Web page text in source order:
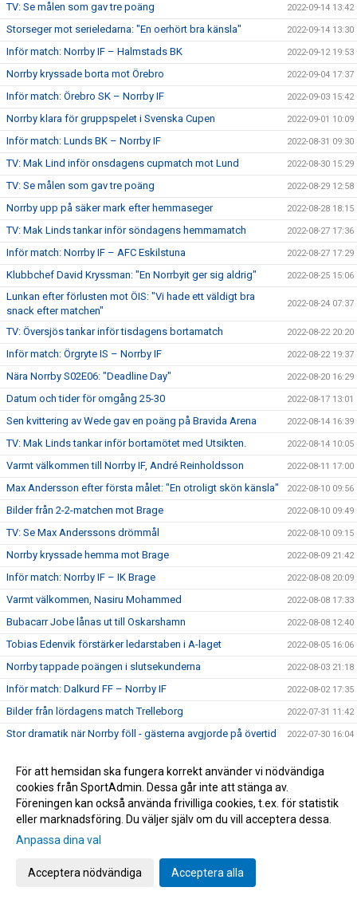
TV: Se målen som gav tre poäng 2022-09-14 13:42
Storseger mot serieledarna: "En oerhört bra känsla" 2022-09-14 13:30
Inför match: Norrby IF – Halmstads BK 2022-09-12 19:53
Norrby kryssade borta mot Örebro 2022-09-04 17:37
Inför match: Örebro SK – Norrby IF 2022-09-03 15:42
Norrby klara för gruppspelet i Svenska Cupen 2022-09-01 10:09
Inför match: Lunds BK – Norrby IF 2022-08-31 09:30
TV: Mak Lind inför onsdagens cupmatch mot Lund 2022-08-30 15:29
TV: Se målen som gav tre poäng 2022-08-29 12:58
Norrby upp på säker mark efter hemmaseger 2022-08-28 18:15
TV: Mak Linds tankar inför söndagens hemmamatch 2022-08-27 17:36
Inför match: Norrby IF – AFC Eskilstuna 2022-08-27 17:29
Klubbchef David Kryssman: "En Norrbyit ger sig aldrig" 2022-08-25 15:06
Lunkan efter förlusten mot ÖIS: "Vi hade ett väldigt bra
snack efter matchen"
2022-08-24 07:37
TV: Översjös tankar inför tisdagens bortamatch 2022-08-22 20:20
Inför match: Örgryte IS – Norrby IF 2022-08-22 19:37
Nära Norrby S02E06: "Deadline Day" 2022-08-20 16:29
Datum och tider för omgång 25-30 2022-08-17 13:01
Sen kvittering av Wede gav en poäng på Bravida Arena 2022-08-14 16:39
TV: Mak Linds tankar inför bortamötet med Utsikten. 2022-08-14 10:05
Varmt välkommen till Norrby IF, André Reinholdsson 2022-08-11 17:00
Max Andersson efter första målet: "En otroligt skön känsla" 2022-08-10 09:56
Bilder från 2-2-matchen mot Brage 2022-08-10 09:49
TV: Se Max Anderssons drömmål 2022-08-10 09:15
Norrby kryssade hemma mot Brage 2022-08-09 21:42
Inför match: Norrby IF – IK Brage 2022-08-08 20:09
Varmt välkommen, Nasiru Mohammed 2022-08-08 17:33
Bubacarr Jobe lånas ut till Oskarshamn 2022-08-08 12:40
Tobias Edenvik förstärker ledarstaben i A-laget 2022-08-05 16:06
Norrby tappade poängen i slutsekunderna 2022-08-03 21:18
Inför match: Dalkurd FF – Norrby IF 2022-08-02 17:35
Bilder från lördagens match Trelleborg 2022-07-31 11:42
Stor dramatik när Norrby föll - gästerna avgjorde på övertid 2022-07-30 16:04
Tung eftermiddag på Grimsta 2022-07-24 16:00
Inför match: IF Brommapojkarna – Norrby IF 2022-07-23 17:45
Christian Rubio Sivodedov och Norrby IF går skilda vägar 2022-07-20 20:48
Bilder från tisdagens 1-1-match mot J-Södra
Delad pott på Borås Arena
Inför match: Norrby IF – Jönköpings Södra IF
För att hemsidan ska fungera korrekt använder vi nödvändiga
cookies från SportAdmin. Dessa går inte att stänga av.
Föreningen kan också använda frivilliga cookies, t.ex. för statistik
eller marknadsföring. Du väljer själv om du vill acceptera dessa.
Anpassa dina val
Acceptera nödvändiga Acceptera alla